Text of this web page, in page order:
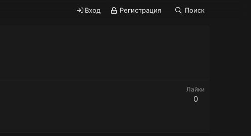
Вход Регистрация Поиск
Лайки
0